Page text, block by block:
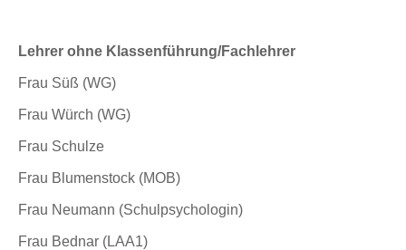
Lehrer ohne Klassenführung/Fachlehrer
Frau Süß (WG)
Frau Würch (WG)
Frau Schulze
Frau Blumenstock (MOB)
Frau Neumann (Schulpsychologin)
Frau Bednar (LAA1)